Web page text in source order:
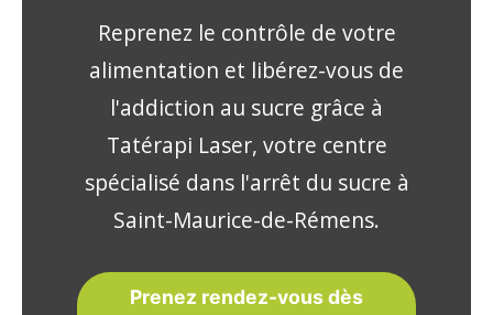
Reprenez le contrôle de votre
alimentation et libérez-vous de
l'addiction au sucre grâce à
Tatérapi Laser, votre centre
spécialisé dans l'arrêt du sucre à
Saint-Maurice-de-Rémens.
Prenez rendez-vous dès